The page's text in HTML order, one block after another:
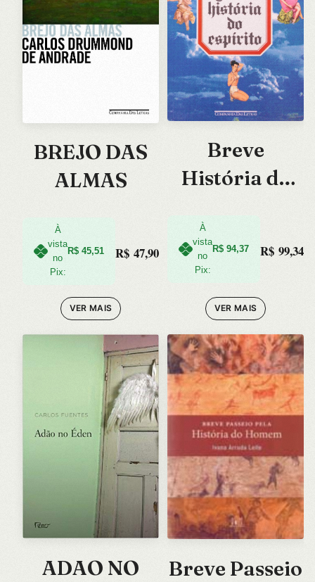
BREJO DAS
ALMAS
À
vista
no
Pix:
R$ 45,51 R$ 47,90
VER MAIS
Breve
História do
À
vista
no
Pix:
R$ 94,37 R$ 99,34
VER MAIS
ADAO NO
Breve Passeio